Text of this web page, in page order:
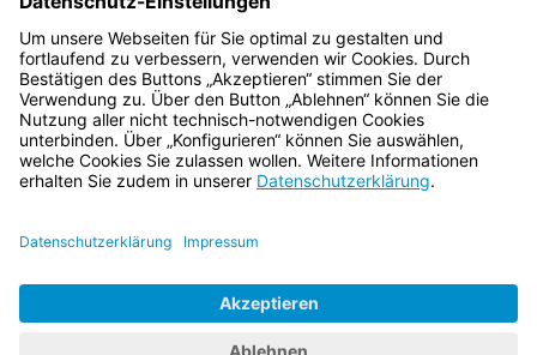
(2) Der Freistaat Bayern stattet die Bayerische
Staatsforsten in erforderlichem Umfang mit liquiden Mitteln
aus.
Bayern.de
BayernPortal
Impressum